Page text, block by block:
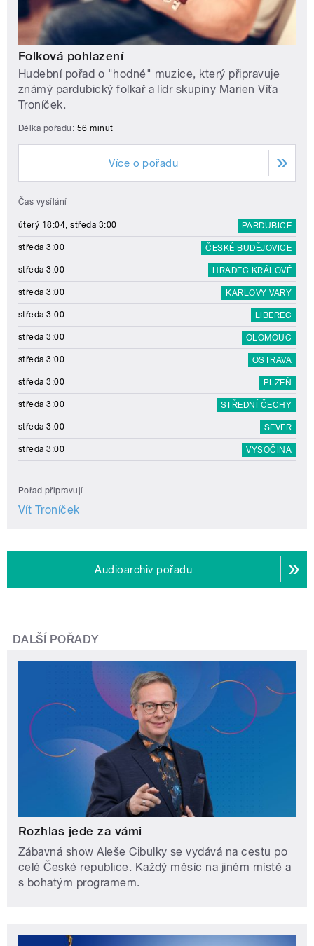
Folková pohlazení
Hudební pořad o "hodné" muzice, který připravuje
známý pardubický folkař a lídr skupiny Marien Víťa
Troníček.
Délka pořadu: 56 minut
Více o pořadu
Čas vysílání
úterý 18:04, středa 3:00 PARDUBICE
středa 3:00 ČESKÉ BUDĚJOVICE
středa 3:00 HRADEC KRÁLOVÉ
středa 3:00 KARLOVY VARY
středa 3:00 LIBEREC
středa 3:00 OLOMOUC
středa 3:00 OSTRAVA
středa 3:00 PLZEŇ
středa 3:00 STŘEDNÍ ČECHY
středa 3:00 SEVER
středa 3:00 VYSOČINA
Pořad připravují
Vít Troníček
Audioarchiv pořadu
DALŠÍ POŘADY
Rozhlas jede za vámi
Zábavná show Aleše Cibulky se vydává na cestu po
celé České republice. Každý měsíc na jiném místě a
s bohatým programem.